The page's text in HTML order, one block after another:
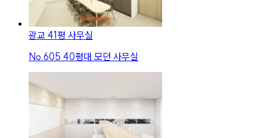
광교 41평 사무실
No. 605 40평대 모던 사무실